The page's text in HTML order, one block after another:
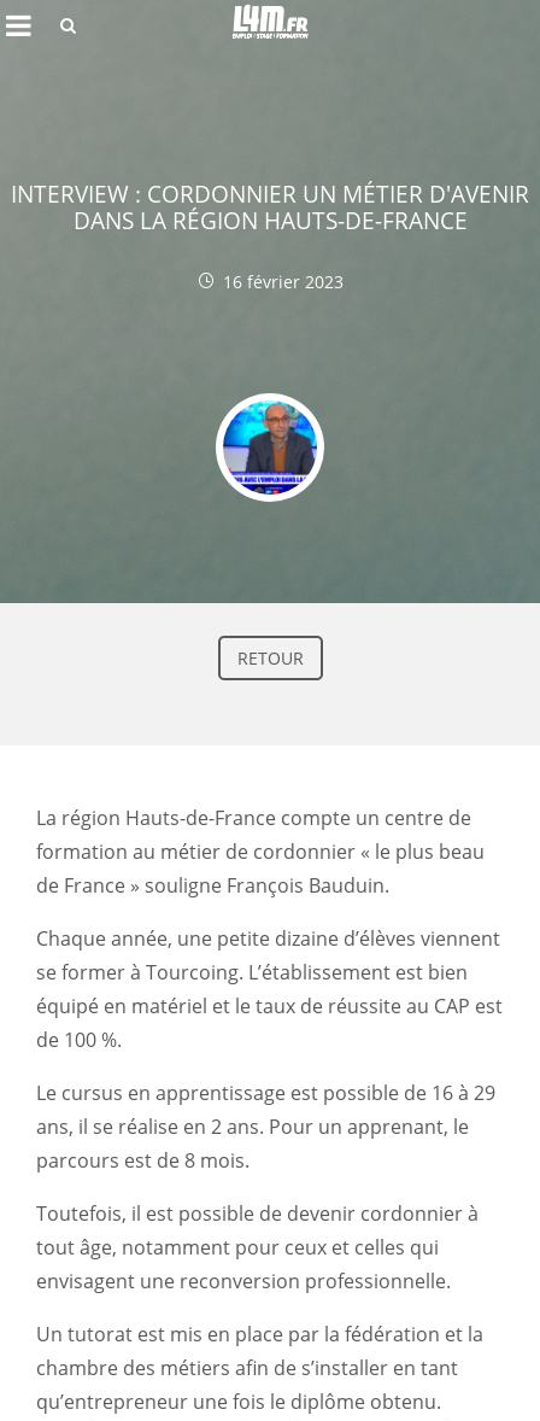
RETOUR
INTERVIEW : CORDONNIER UN MÉTIER D'AVENIR
DANS LA RÉGION HAUTS-DE-FRANCE
16 février 2023
La région Hauts-de-France compte un centre de
formation au métier de cordonnier « le plus beau
de France » souligne François Bauduin.
Chaque année, une petite dizaine d’élèves viennent
se former à Tourcoing. L’établissement est bien
équipé en matériel et le taux de réussite au CAP est
de 100 %.
Le cursus en apprentissage est possible de 16 à 29
ans, il se réalise en 2 ans. Pour un apprenant, le
parcours est de 8 mois.
Toutefois, il est possible de devenir cordonnier à
tout âge, notamment pour ceux et celles qui
envisagent une reconversion professionnelle.
Un tutorat est mis en place par la fédération et la
chambre des métiers afin de s’installer en tant
qu’entrepreneur une fois le diplôme obtenu.